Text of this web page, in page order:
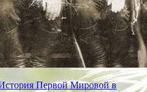
Первой Мировой в